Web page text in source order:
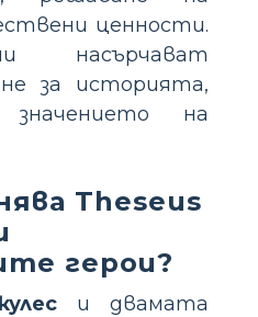
ценности.
насърчават
за историята,
на
Theseus
герои?
и двамата